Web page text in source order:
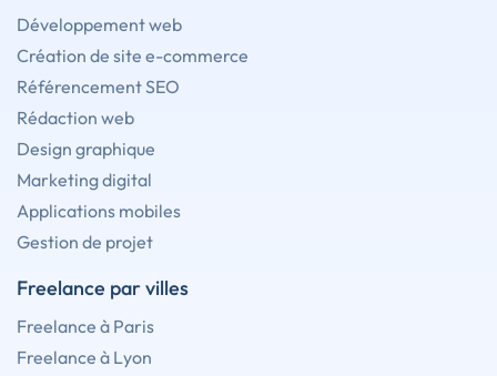
Développement web
Création de site e-commerce
Référencement SEO
Rédaction web
Design graphique
Marketing digital
Applications mobiles
Gestion de projet
Freelance par villes
Freelance à Paris
Freelance à Lyon